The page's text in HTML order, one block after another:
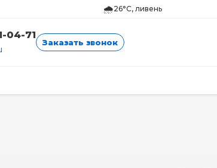
🌧️26°C, ливень
04-71
Заказать звонок